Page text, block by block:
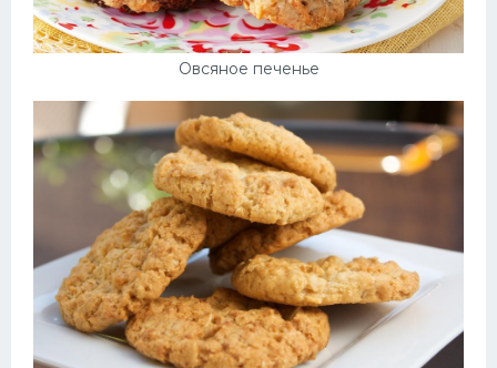
Овсяное печенье